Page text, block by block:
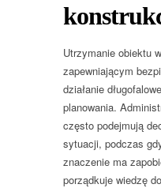
Utrzymanie obiektu
zapewniającym
działanie
planowania.
często podejmują
sytuacji, podczas
znaczenie ma
porządkuje wiedzę